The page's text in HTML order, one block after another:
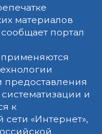
материалов
портал
и
к
«Интернет»,